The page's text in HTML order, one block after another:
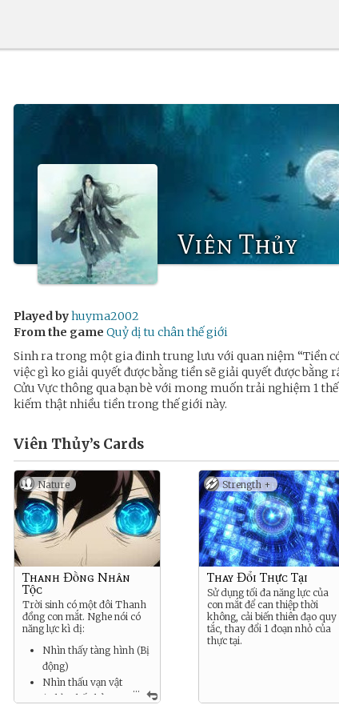
Viên Thủy
Played byhuyma2002
From the game Quỷ dị tu chân thế giới
Sinh ra trong một gia đinh trung lưu với quan niệm “Tiền
việc gì ko giải quyết được bằng tiền sẽ giải quyết được bằng
Cửu Vực thông qua bạn bè với mong muốn trải nghiệm 1
kiếm thật nhiều tiền trong thế giới này.
Viên Thủy’s Cards
Nature
...
Thanh Đồng Nhân
Tộc
Trời sinh có một đôi Thanh
đồng con mắt. Nghe nói có
năng lực kì dị:
Nhìn thấy tàng hình (Bị
động)
Nhìn thấu vạn vật
(Nhìn thấy bản
Strength +
Thay Đổi Thực Tại
Sử dụng tối đa năng lực của
con mắt để can thiệp thời
không, cải biến thiên đạo quy
tắc, thay đổi 1 đoạn nhỏ của
thực tại.